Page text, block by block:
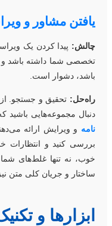
مشاور و
پیدا کردن یک ویراستار
شما داشته باشد و هم
دشوار است.
تحقیق و جستجو. از
مجموعه‌هایی باشید که
و ویرایش ارائه می‌دهند.
کنید و انتظارات خود
نه تنها غلط‌های شما را
و جریان کلی متن نیز
و